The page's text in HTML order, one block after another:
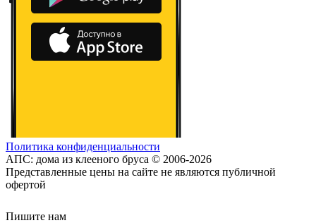
Политика конфиденциальности
АПС: дома из клееного бруса © 2006-2026
Представленные цены на сайте не являются публичной
офертой
Пишите нам